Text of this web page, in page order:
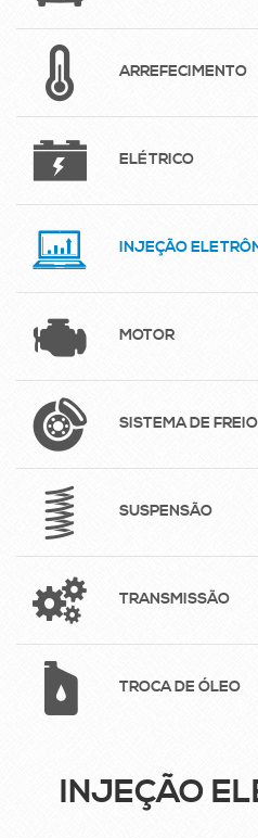
ARREFECIMENTO
ELÉTRICO
INJEÇÃO
MOTOR
SISTEMA DE FREIO
SUSPENSÃO
TRANSMISSÃO
TROCA DE ÓLEO
INJEÇÃO